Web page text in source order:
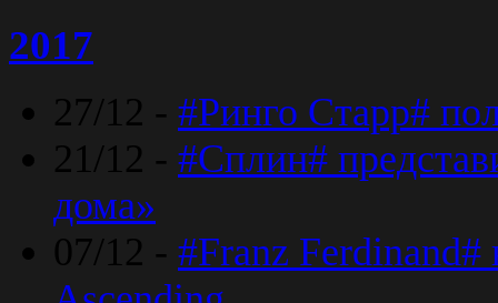
2017
27/12 - #Ринго Старр#
21/12 - #Сплин#
дома»
07/12 - #Franz